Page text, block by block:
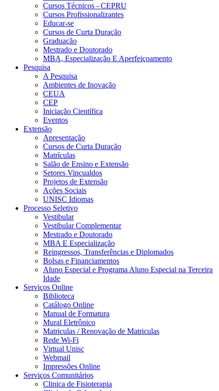
Cursos Técnicos - CEPRU
Cursos Profissionalizantes
Educar-se
Cursos de Curta Duração
Graduação
Mestrado e Doutorado
MBA, Especialização E Aperfeiçoamento
Pesquisa
A Pesquisa
Ambientes de Inovação
CEUA
CEP
Iniciação Científica
Eventos
Extensão
Apresentação
Cursos de Curta Duração
Matrículas
Salão de Ensino e Extensão
Setores Vincualdos
Projetos de Extensão
Ações Sociais
UNISC Idiomas
Processo Seletivo
Vestibular
Vestibular Complementar
Mestrado e Doutorado
MBA E Especialização
Reingressos, Transferências e Diplomados
Bolsas e Financiamentos
Aluno Especial e Programa Aluno Especial na Terceira
Idade
Serviços Online
Biblioteca
Catálogo Online
Manual de Formatura
Mural Eletrônico
Matriculas / Renovação de Matriculas
Rede Wi-Fi
Virtual Unisc
Webmail
Impressões Online
Serviços Comunitários
Clinica de Fisioterapia